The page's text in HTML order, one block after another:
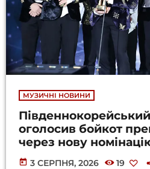
МУЗИЧНІ НОВИНИ
оголосив бойкот
через нову
today 3 СЕРПНЯ, 2026 19